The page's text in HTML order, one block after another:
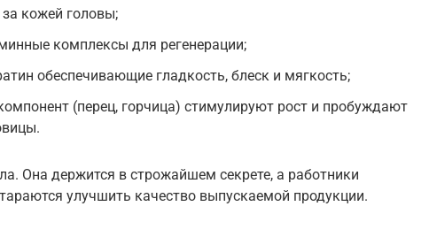
кожей головы;
комплексы для регенерации;
обеспечивающие гладкость, блеск и мягкость;
(перец, горчица) стимулируют рост и пробуждают
Она держится в строжайшем секрете, а работники
улучшить качество выпускаемой продукции.